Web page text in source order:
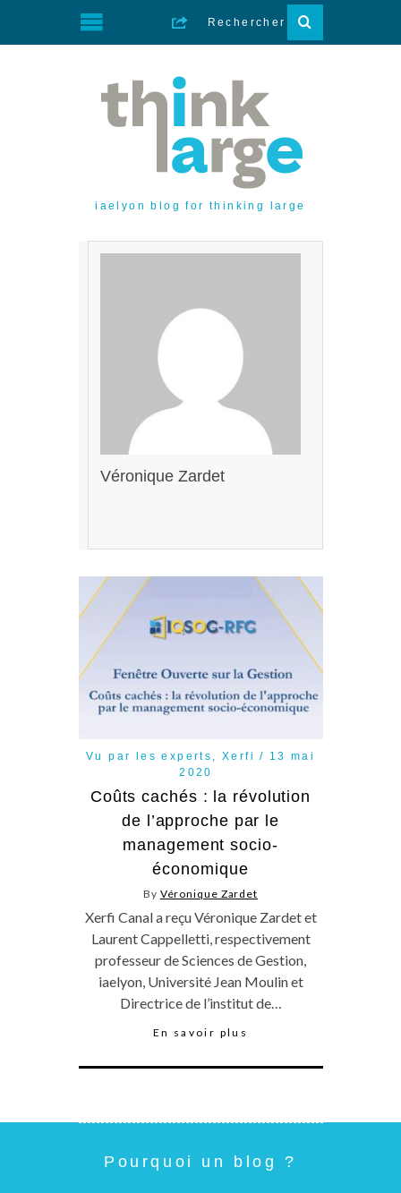
iaelyon blog for thinking large
Véronique Zardet
Vu par les experts ,Xerfi
13 mai
2020
Coûts cachés : la révolution
de l’approche par le
management socio-
économique
By Véronique Zardet
Xerfi Canal a reçu Véronique Zardet et
Laurent Cappelletti, respectivement
professeur de Sciences de Gestion,
iaelyon, Université Jean Moulin et
Directrice de l’institut de…
En savoir plus
Pourquoi un blog ?